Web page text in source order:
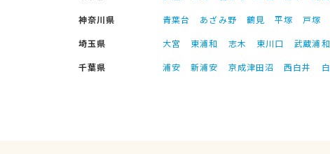
神奈川県
青葉台 あざみ野 鶴見 平塚 戸塚
埼玉県
大宮 東浦和 志木 東川口 武蔵浦和
千葉県
浦安 新浦安 京成津田沼 西白井